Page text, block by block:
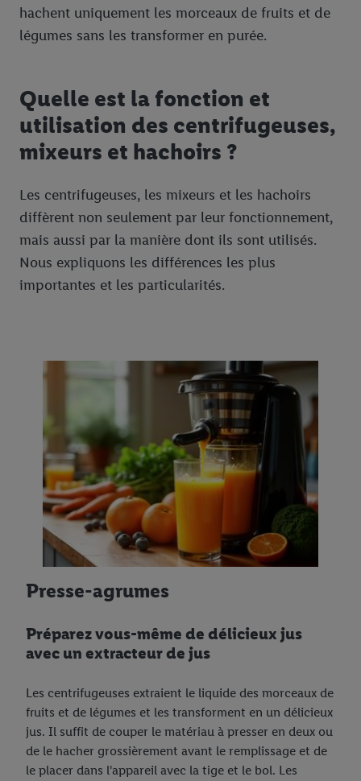
hachent uniquement les morceaux de fruits et de
légumes sans les transformer en purée.
Quelle est la fonction et
utilisation des centrifugeuses,
mixeurs et hachoirs ?
Les centrifugeuses, les mixeurs et les hachoirs
diffèrent non seulement par leur fonctionnement,
mais aussi par la manière dont ils sont utilisés.
Nous expliquons les différences les plus
importantes et les particularités.
Presse-agrumes
Préparez vous-même de délicieux jus
avec un extracteur de jus
Les centrifugeuses extraient le liquide des morceaux de
fruits et de légumes et les transforment en un délicieux
jus. Il suffit de couper le matériau à presser en deux ou
de le hacher grossièrement avant le remplissage et de
le placer dans l'appareil avec la tige et le bol. Les